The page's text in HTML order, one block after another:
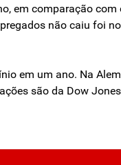
em comparação com
não caiu foi
em um ano. Na
são da Dow